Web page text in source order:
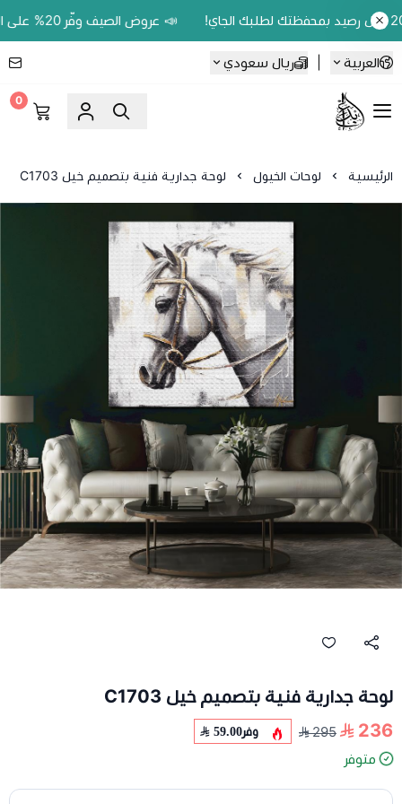
📣 عروض الصيف وفّر 20% على اللوحات الحين.. واكسب 200 ريال رصيد بمحفظتك لطلبك الجاي!
العربية ريال سعودي
Ebbdaa art
0
الرئيسية لوحات الخيول لوحة جدارية فنية بتصميم خيل C1703
لوحة جدارية فنية بتصميم خيل C1703
236
295 وفر59.00
متوفر